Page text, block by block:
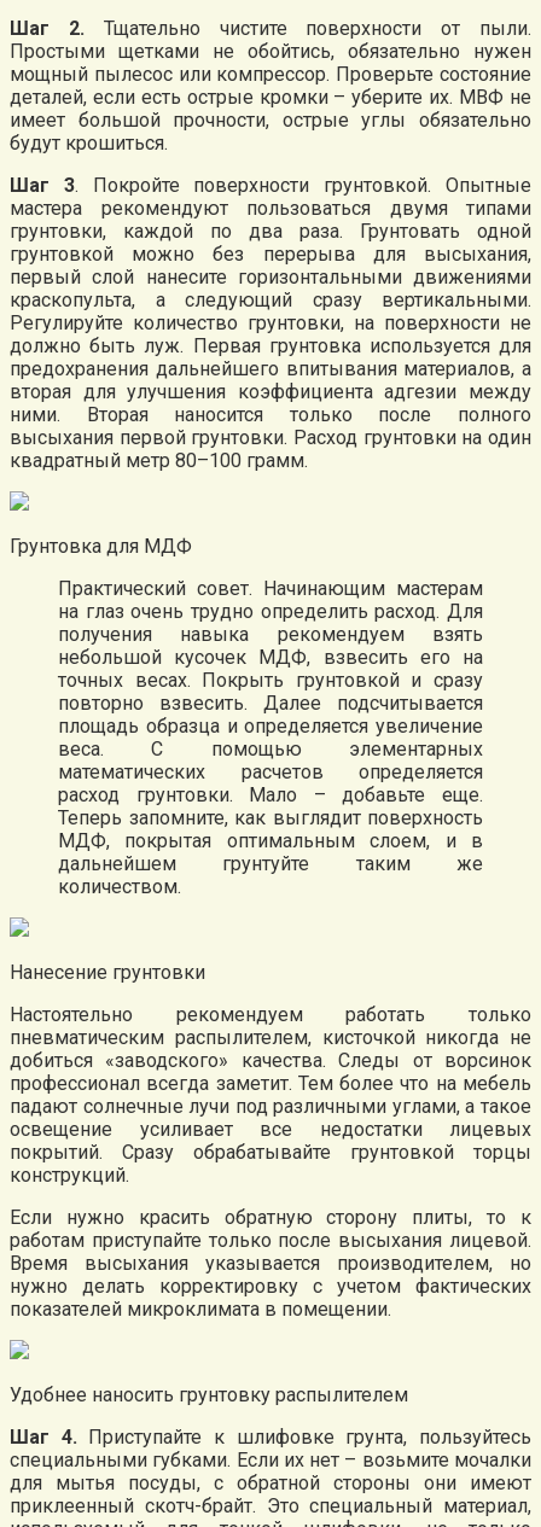
Шаг 2.Тщательно чистите поверхности от пыли.
Простыми щетками не обойтись, обязательно нужен
мощный пылесос или компрессор. Проверьте состояние
деталей, если есть острые кромки – уберите их. МВФ не
имеет большой прочности, острые углы обязательно
будут крошиться.
Шаг 3. Покройте поверхности грунтовкой. Опытные
мастера рекомендуют пользоваться двумя типами
грунтовки, каждой по два раза. Грунтовать одной
грунтовкой можно без перерыва для высыхания,
первый слой нанесите горизонтальными движениями
краскопульта, а следующий сразу вертикальными.
Регулируйте количество грунтовки, на поверхности не
должно быть луж. Первая грунтовка используется для
предохранения дальнейшего впитывания материалов, а
вторая для улучшения коэффициента адгезии между
ними. Вторая наносится только после полного
высыхания первой грунтовки. Расход грунтовки на один
квадратный метр 80–100 грамм.
Грунтовка для МДФ
Практический совет. Начинающим мастерам
на глаз очень трудно определить расход. Для
получения навыка рекомендуем взять
небольшой кусочек МДФ, взвесить его на
точных весах. Покрыть грунтовкой и сразу
повторно взвесить. Далее подсчитывается
площадь образца и определяется увеличение
веса. С помощью элементарных
математических расчетов определяется
расход грунтовки. Мало – добавьте еще.
Теперь запомните, как выглядит поверхность
МДФ, покрытая оптимальным слоем, и в
дальнейшем грунтуйте таким же
количеством.
Нанесение грунтовки
Настоятельно рекомендуем работать только
пневматическим распылителем, кисточкой никогда не
добиться «заводского» качества. Следы от ворсинок
профессионал всегда заметит. Тем более что на мебель
падают солнечные лучи под различными углами, а такое
освещение усиливает все недостатки лицевых
покрытий. Сразу обрабатывайте грунтовкой торцы
конструкций.
Если нужно красить обратную сторону плиты, то к
работам приступайте только после высыхания лицевой.
Время высыхания указывается производителем, но
нужно делать корректировку с учетом фактических
показателей микроклимата в помещении.
Удобнее наносить грунтовку распылителем
Шаг 4.Приступайте к шлифовке грунта, пользуйтесь
специальными губками. Если их нет – возьмите мочалки
для мытья посуды, с обратной стороны они имеют
приклеенный скотч-брайт. Это специальный материал,